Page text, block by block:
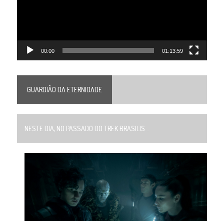
00:00 01:13:59
GUARDIÃO DA ETERNIDADE
NESTE DIA, NO PASSADO DO TREK BRASILIS...